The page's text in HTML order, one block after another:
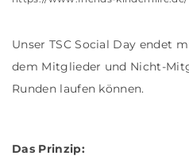
Unser TSC Social Day endet
dem Mitglieder und Nicht-
Runden laufen können.
Das Prinzip: